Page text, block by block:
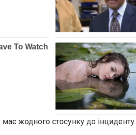
має жодного стосунку до інциденту.